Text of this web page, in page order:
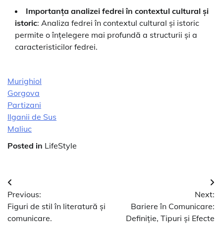
Importanța analizei fedrei în contextul cultural și
istoric: Analiza fedrei în contextul cultural și istoric
permite o înțelegere mai profundă a structurii și a
caracteristicilor fedrei.
Murighiol
Gorgova
Partizani
Ilganii de Sus
Maliuc
Posted in LifeStyle
Navigare
în
articole
Previous:
Figuri de stil în literatură și
comunicare.
Next:
Bariere în Comunicare:
Definiție, Tipuri și Efecte